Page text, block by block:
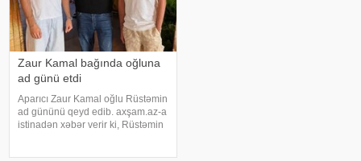
Zaur Kamal bağında oğluna
ad günü etdi
Aparıcı Zaur Kamal oğlu Rüstəmin
ad gününü qeyd edib. axşam.az-a
istinadən xəbər verir ki, Rüstəmin